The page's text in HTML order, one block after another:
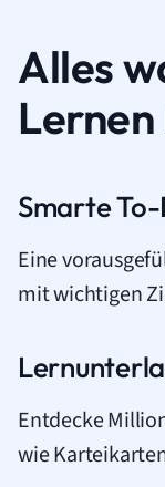
Alles
Smarte
Eine
mit wichtigen
Entdecke
wie